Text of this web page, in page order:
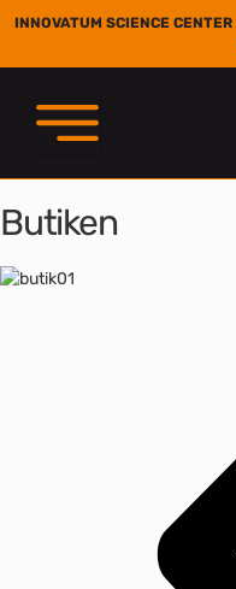
INNOVATUM SCIENCE CENTER
Butiken